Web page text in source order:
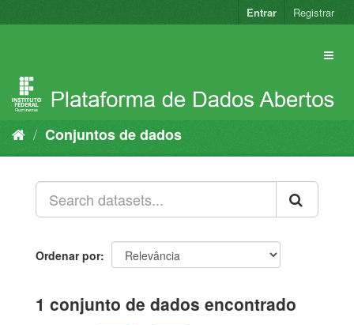
para
Entrar Registrar
Conjuntos de dados
Ordenar por
1 conjunto de dados encontrado